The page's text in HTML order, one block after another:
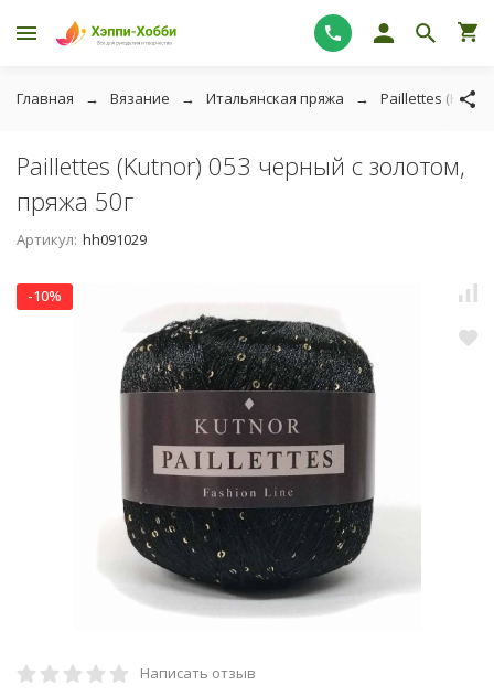
Главная Вязание Итальянская пряжа Paillettes
Paillettes (Kutnor) 053 черный с золотом,
пряжа 50г
Артикул: hh091029
-10%
Написать отзыв